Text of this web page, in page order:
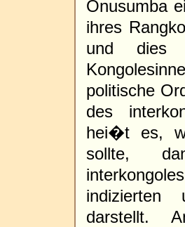
Onusumba
ihres
und dies
politische
des
hei�t es,
sollte,
indizierten
darstellt.